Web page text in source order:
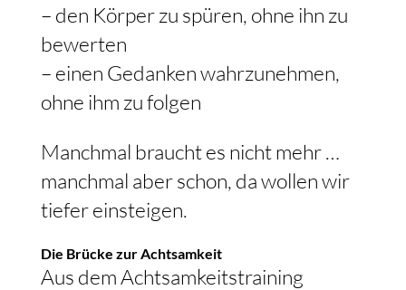
– den Körper zu spüren, ohne ihn zu
bewerten
– einen Gedanken wahrzunehmen,
ohne ihm zu folgen
Manchmal braucht es nicht mehr …
manchmal aber schon, da wollen wir
tiefer einsteigen.
Die Brücke zur Achtsamkeit
Aus dem Achtsamkeitstraining